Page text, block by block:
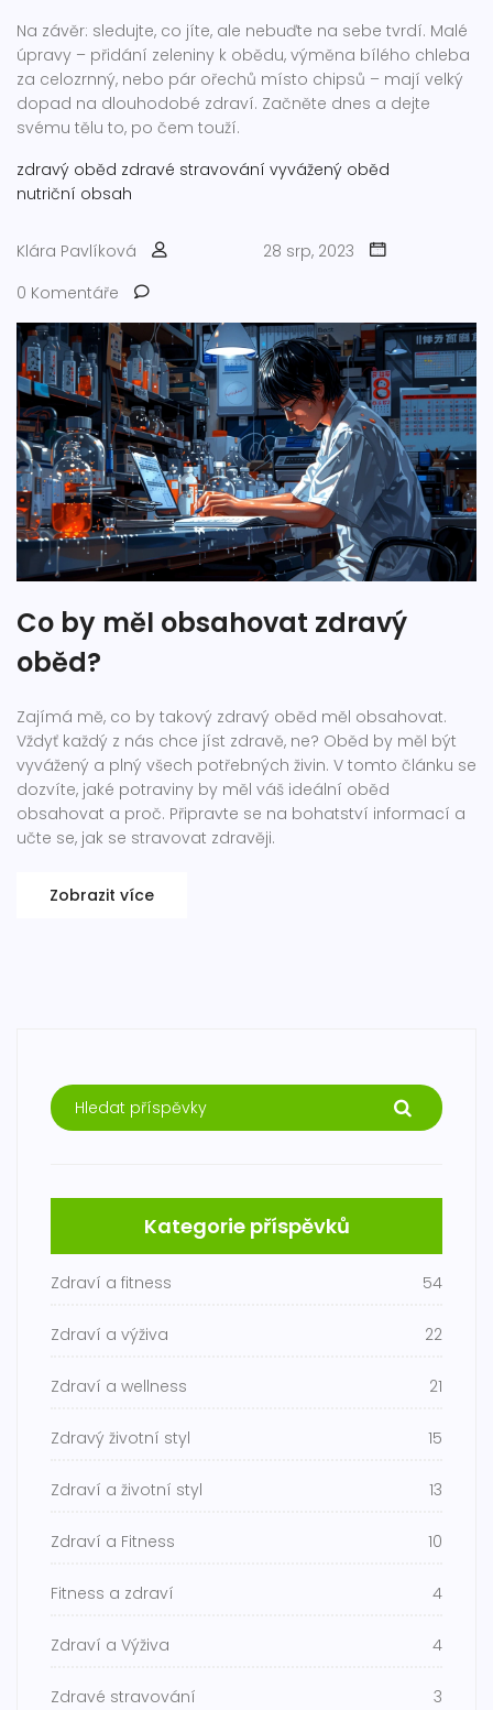
Na závěr: sledujte, co jíte, ale nebuďte na sebe tvrdí. Malé
úpravy – přidání zeleniny k obědu, výměna bílého chleba
za celozrnný, nebo pár ořechů místo chipsů – mají velký
dopad na dlouhodobé zdraví. Začněte dnes a dejte
svému tělu to, po čem touží.
zdravý oběd zdravé stravování vyvážený oběd
nutriční obsah
Klára Pavlíková
28 srp, 2023
0 Komentáře
Co by měl obsahovat zdravý
oběd?
Zajímá mě, co by takový zdravý oběd měl obsahovat.
Vždyť každý z nás chce jíst zdravě, ne? Oběd by měl být
vyvážený a plný všech potřebných živin. V tomto článku se
dozvíte, jaké potraviny by měl váš ideální oběd
obsahovat a proč. Připravte se na bohatství informací a
učte se, jak se stravovat zdravěji.
Zobrazit více
Kategorie příspěvků
Zdraví a fitness 54
Zdraví a výživa 22
Zdraví a wellness 21
Zdravý životní styl 15
Zdraví a životní styl 13
Zdraví a Fitness 10
Fitness a zdraví 4
Zdraví a Výživa 4
Zdravé stravování 3